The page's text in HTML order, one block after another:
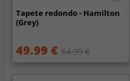
Tapete redondo - Hamilton
(Grey)
49.99 € 54.99 €